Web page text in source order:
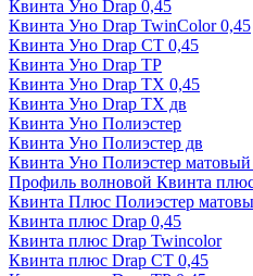
Квинта Уно Drap 0,45
Квинта Уно Drap TwinColor 0,45
Квинта Уно Drap СТ 0,45
Квинта Уно Drap ТР
Квинта Уно Drap ТХ 0,45
Квинта Уно Drap ТХ дв
Квинта Уно Полиэстер
Квинта Уно Полиэстер дв
Квинта Уно Полиэстер матовый
Профиль волновой Квинта
Квинта Плюс Полиэстер
Квинта плюс Drap 0,45
Квинта плюс Drap Twincolor
Квинта плюс Drap СТ 0,45